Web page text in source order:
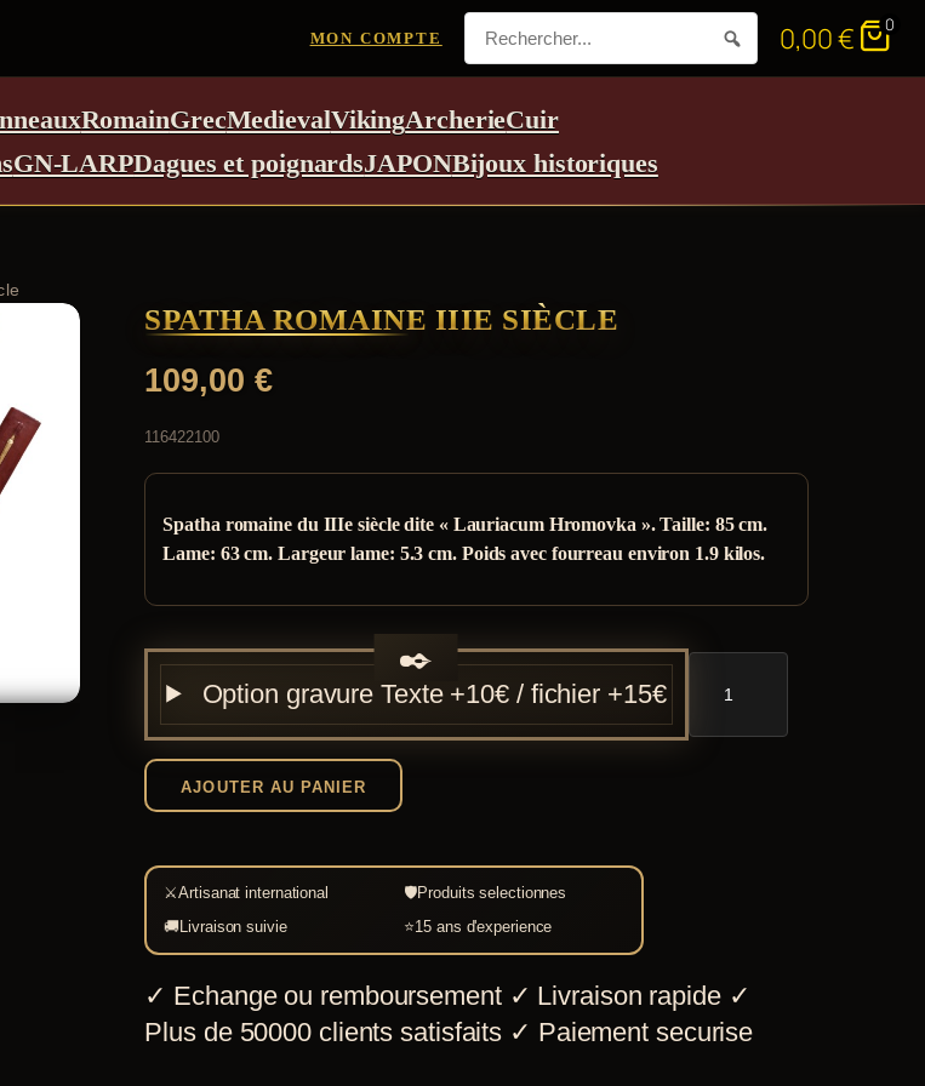
MON COMPTE 0,00€ 0
RomainGrecMedievalVikingArcherieCuir
GN-LARPDagues et poignardsJAPONBijoux historiques
SPATHA ROMAINE IIIE SIÈCLE
109,00 €
116422100
Spatha romaine du IIIe siècle dite « Lauriacum Hromovka ». Taille: 85 cm.
Lame: 63 cm. Largeur lame: 5.3 cm. Poids avec fourreau environ 1.9 kilos.
Option gravure Texte +10€ / fichier +15€
Spatha
AJOUTER AU PANIER
⚔Artisanat international 🛡Produits selectionnes
🚚Livraison suivie ⭐15 ans d'experience
✓ Echange ou remboursement ✓ Livraison rapide ✓
Plus de 50000 clients satisfaits ✓ Paiement securise